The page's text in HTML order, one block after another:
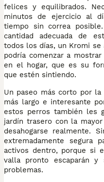
felices y equilibrados.
minutos de ejercicio al
tiempo sin correa
cantidad adecuada de
todos los días, un Kromi
podría comenzar a
en el hogar, que es su
que estén sintiendo.
Un paseo más corto por la
más largo e interesante
estos perros también les
jardín trasero con la
desahogarse realmente.
extremadamente segura
activos dentro, porque si
valla pronto escaparán
problemas.